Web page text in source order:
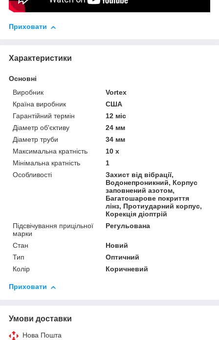
Приховати
Характеристики
Основні
Виробник
Vortex
Країна виробник
США
Гарантійний термін
12 міс
Діаметр об'єктиву
24 мм
Діаметр труби
34 мм
Максимальна кратність
10 х
Мінімальна кратність
1
Особливості
Захист від вібрації,
Водонепроникний, Корпус
заповнений азотом,
Багатошарове покриття
лінз, Протиударний корпус,
Корекція діоптрій
Підсвічування прицільної
марки
Регульована
Стан
Новий
Тип
Оптичний
Колір
Коричневий
Приховати
Умови доставки
Нова Пошта